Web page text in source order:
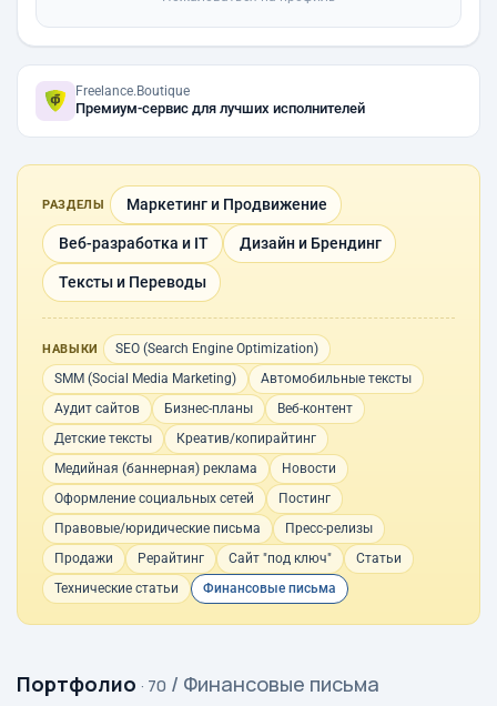
Freelance.Boutique
Премиум-сервис для лучших исполнителей
РАЗДЕЛЫ Маркетинг и Продвижение
Веб-разработка и IT Дизайн и Брендинг
Тексты и Переводы
НАВЫКИ
SEO (Search Engine Optimization)
SMM (Social Media Marketing)
Автомобильные тексты
Аудит сайтов
Бизнес-планы
Веб-контент
Детские тексты
Креатив/копирайтинг
Медийная (баннерная) реклама
Новости
Оформление социальных сетей
Постинг
Правовые/юридические письма
Пресс-релизы
Продажи
Рерайтинг Сайт "под ключ"
Статьи
Технические статьи
Финансовые письма
Портфолио · 70 / Финансовые письма